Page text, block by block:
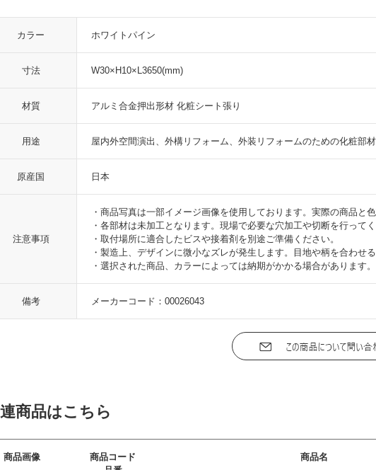
カラー ホワイトパイン
寸法 W30×H10×L3650(mm)
材質 アルミ合金押出形材 化粧シート張り
用途 屋内外空間演出、外構リフォーム、外装リフォームのための化粧部
原産国 日本
注意事項
・商品写真は一部イメージ画像を使用しております。実際の商品と
・各部材は未加工となります。現場で必要な穴加工や切断を行ってく
・取付場所に適合したビスや接着剤を別途ご準備ください。
・製造上、デザインに微小なズレが発生します。目地や柄を合わせ
・選択された商品、カラーによっては納期がかかる場合があります
備考 メーカーコード：00026043
商品はこちら
商品画像
商品コード
商品名